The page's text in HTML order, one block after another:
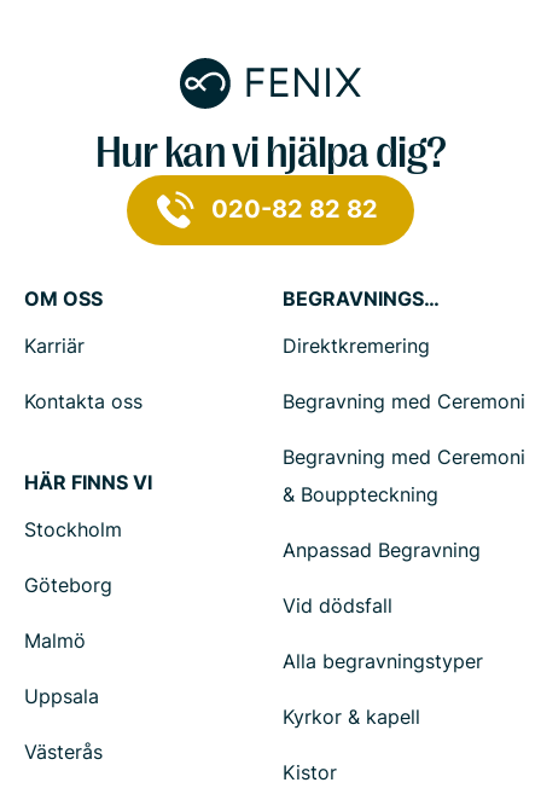
Hur kan vi hjälpa dig?
020-82 82 82
OM OSS
Karriär
Kontakta oss
HÄR FINNS VI
Stockholm
Göteborg
Malmö
Uppsala
Västerås
BEGRAVNINGSTJÄNSTER
Direktkremering
Begravning med Ceremoni
Begravning med Ceremoni
& Bouppteckning
Anpassad Begravning
Vid dödsfall
Alla begravningstyper
Kyrkor & kapell
Kistor